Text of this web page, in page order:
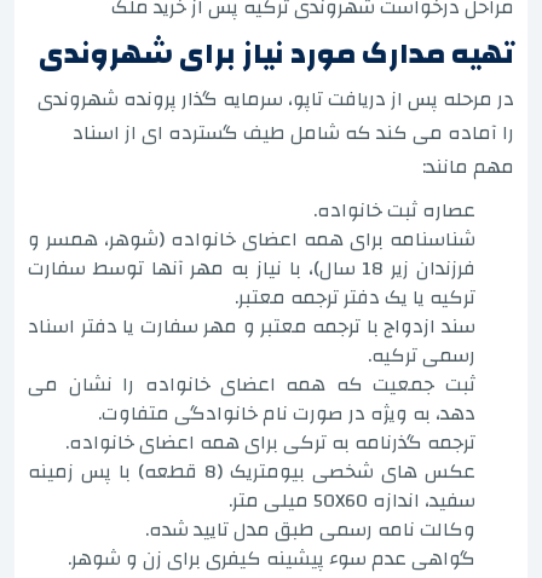
تهیه مدارک مورد نیاز برای شهروندی
در مرحله پس از دریافت تاپو، سرمایه گذار پرونده شهروندی
را آماده می کند که شامل طیف گسترده ای از اسناد
مهم مانند:
عصاره ثبت خانواده.
شناسنامه برای همه اعضای خانواده (شوهر، همسر و
فرزندان زیر 18 سال)، با نیاز به مهر آنها توسط سفارت
ترکیه یا یک دفتر ترجمه معتبر.
سند ازدواج با ترجمه معتبر و مهر سفارت یا دفتر اسناد
رسمی ترکیه.
ثبت جمعیت که همه اعضای خانواده را نشان می
دهد، به ویژه در صورت نام خانوادگی متفاوت.
ترجمه گذرنامه به ترکی برای همه اعضای خانواده.
عکس های شخصی بیومتریک (8 قطعه) با پس زمینه
سفید، اندازه 50X60 میلی متر.
وکالت نامه رسمی طبق مدل تایید شده.
گواهی عدم سوء پیشینه کیفری برای زن و شوهر.